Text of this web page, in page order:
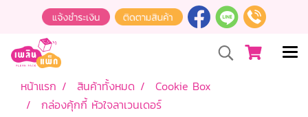
หน้าแรก สินค้าทั้งหมด
Cookie Box
กล่องคุ้กกี้ หัวใจลาเวนเดอร์